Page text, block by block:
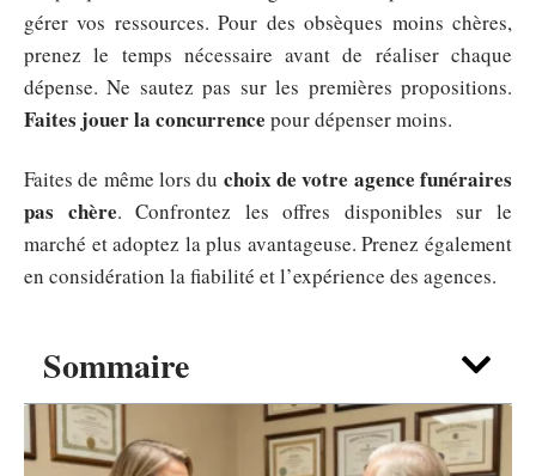
Sommaire
gérer vos ressources. Pour des obsèques moins chères,
prenez le temps nécessaire avant de réaliser chaque
dépense. Ne sautez pas sur les premières propositions.
Faites jouer la concurrence pour dépenser moins.
Faites de même lors du choix de votre agence funéraires
pas chère. Confrontez les offres disponibles sur le
marché et adoptez la plus avantageuse. Prenez également
en considération la fiabilité et l’expérience des agences.